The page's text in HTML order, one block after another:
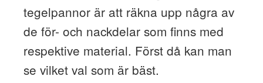
tegelpannor är att räkna upp några av
de för- och nackdelar som finns med
respektive material. Först då kan man
se vilket val som är bäst.